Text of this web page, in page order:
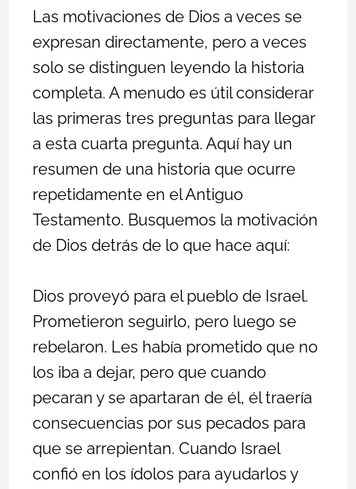
Las motivaciones de Dios a veces se
expresan directamente, pero a veces
solo se distinguen leyendo la historia
completa. A menudo es útil considerar
las primeras tres preguntas para llegar
a esta cuarta pregunta. Aquí hay un
resumen de una historia que ocurre
repetidamente en el Antiguo
Testamento. Busquemos la motivación
de Dios detrás de lo que hace aquí:
Dios proveyó para el pueblo de Israel.
Prometieron seguirlo, pero luego se
rebelaron. Les había prometido que no
los iba a dejar, pero que cuando
pecaran y se apartaran de él, él traería
consecuencias por sus pecados para
que se arrepientan. Cuando Israel
confió en los ídolos para ayudarlos y